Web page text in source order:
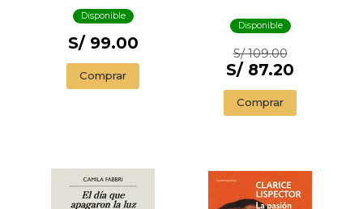
SWIMMER AND
OTHER STORIES (
ILLUSTRADED
EDITION)
Disponible
S/ 99.00
Comprar
Disponible
S/ 109.00
S/ 87.20
Comprar